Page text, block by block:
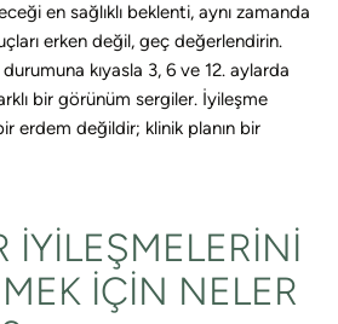
en sağlıklı beklenti, aynı zamanda
erken değil, geç değerlendirin.
kıyasla 3, 6 ve 12. aylarda
bir görünüm sergiler. İyileşme
erdem değildir; klinik planın bir
IYILEŞMELERINI
IÇIN NELER